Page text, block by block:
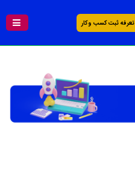
تعرفه ثبت کسب و کار